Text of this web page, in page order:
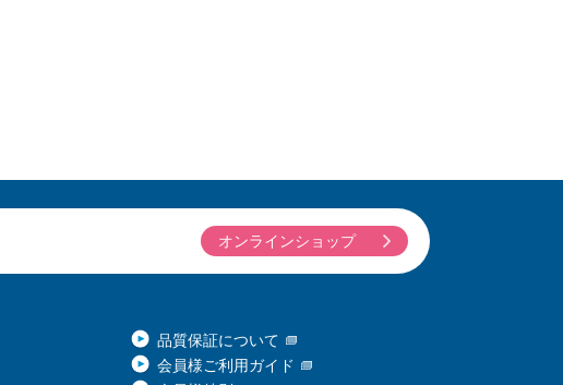
オンラインショップ
品質保証について
会員様ご利用ガイド